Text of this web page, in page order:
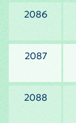
2086
2087
2088